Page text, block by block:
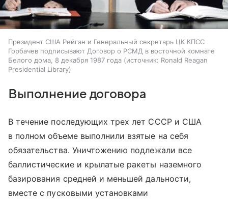
Президент США Рейган и Генеральный секретарь ЦК КПСС
Горбачев подписывают Договор о РСМД в восточной комнате
Белого дома, 8 декабря 1987 года
источник: Ronald Reagan
Presidential Library
Выполнение договора
В течение последующих трех лет СССР и США
в полном объеме выполнили взятые на себя
обязательства. Уничтожению подлежали все
баллистические и крылатые ракеты наземного
базирования средней и меньшей дальности,
вместе с пусковыми установками